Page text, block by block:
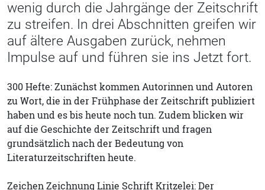
wenig durch die Jahrgänge der Zeitschrift
zu streifen. In drei Abschnitten greifen wir
auf ältere Ausgaben zurück, nehmen
Impulse auf und führen sie ins Jetzt fort.
300 Hefte: Zunächst kommen Autorinnen und Autoren
zu Wort, die in der Frühphase der Zeitschrift publiziert
haben und es bis heute noch tun. Zudem blicken wir
auf die Geschichte der Zeitschrift und fragen
grundsätzlich nach der Bedeutung von
Literaturzeitschriften heute.
Zeichen Zeichnung Linie Schrift Kritzelei: Der